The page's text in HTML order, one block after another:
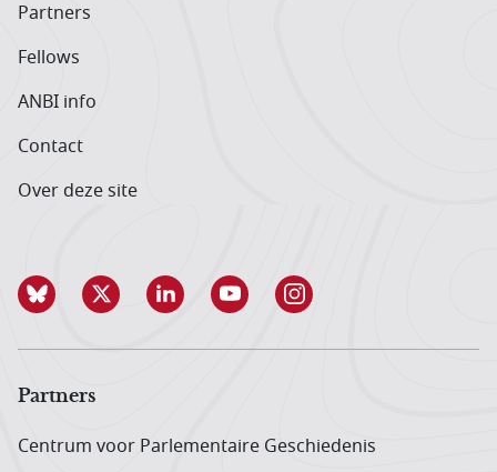
Partners
Fellows
ANBI info
Contact
Over deze site
Partners
Centrum voor Parlementaire Geschiedenis